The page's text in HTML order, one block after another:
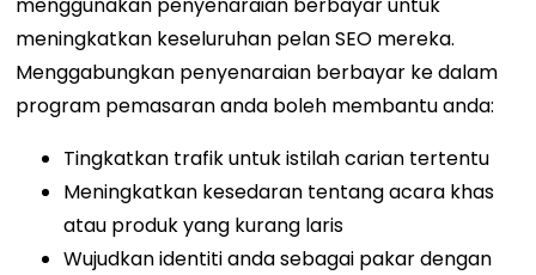
menggunakan penyenaraian berbayar untuk
meningkatkan keseluruhan pelan SEO mereka.
Menggabungkan penyenaraian berbayar ke dalam
program pemasaran anda boleh membantu anda:
Tingkatkan trafik untuk istilah carian tertentu
Meningkatkan kesedaran tentang acara khas
atau produk yang kurang laris
Wujudkan identiti anda sebagai pakar dengan